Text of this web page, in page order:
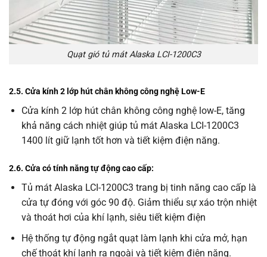
Quạt gió tủ mát Alaska LCI-1200C3
2.5. Cửa kính 2 lớp hút chân không công nghệ Low-E
Cửa kính 2 lớp hút chân không công nghệ low-E, tăng
khả năng cách nhiệt giúp tủ mát Alaska LCI-1200C3
1400 lít giữ lạnh tốt hơn và tiết kiệm điện năng.
2.6. Cửa có tính năng tự động cao cấp:
Tủ mát Alaska LCI-1200C3 trang bị tinh năng cao cấp là
cửa tự đóng với góc 90 độ. Giảm thiểu sự xáo trộn nhiệt
và thoát hơi của khí lạnh, siêu tiết kiệm điện
Hệ thống tự động ngắt quạt làm lạnh khi cửa mở, hạn
chế thoát khí lạnh ra ngoài và tiết kiệm điện năng.